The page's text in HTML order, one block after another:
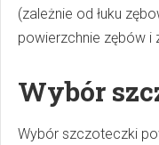
(zależnie od łuku
powierzchnie zębów i
Wybór
Wybór szczoteczki